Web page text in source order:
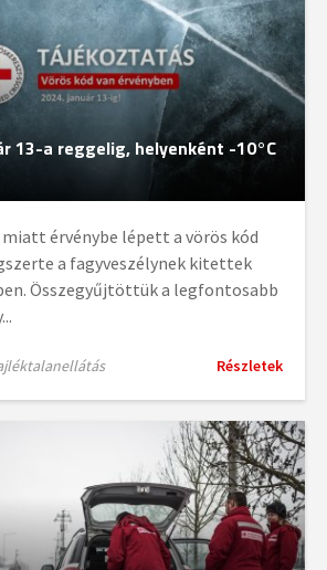
13-a reggelig, helyenként -10°C
érvénybe lépett a vörös kód
a fagyveszélynek kitettek
Összegyűjtöttük a legfontosabb
Részletek